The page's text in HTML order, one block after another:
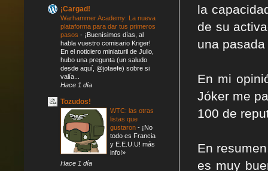
la
de su
una
En mi
Jóker me
100 de
En
es muy
¡Cargad!
Warhammer Academy: La nueva
plataforma para dar tus primeros
pasos - ¡Buenísimos días, al
habla vuestro comisario Kriger!
En el noticiero miniaturil de Julio,
hubo una pregunta (un saludo
desde aquí, @jotaefe) sobre si
valía...
Hace 1 día
Tozudos!
WTC: las otras
listas que
gustaron - ¡No
todo es Francia
y E.E.U.U! más
info!»
Hace 1 día